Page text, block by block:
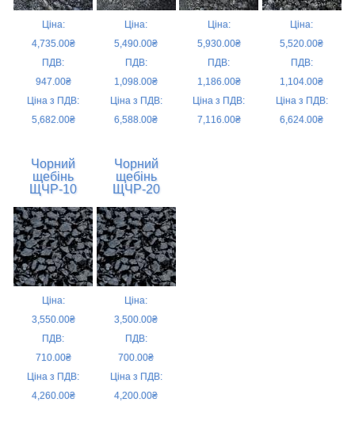
Ціна:
4,735.00₴
ПДВ:
947.00₴
Ціна з ПДВ:
5,682.00₴
Ціна:
5,490.00₴
ПДВ:
1,098.00₴
Ціна з ПДВ:
6,588.00₴
Ціна:
5,930.00₴
ПДВ:
1,186.00₴
Ціна з ПДВ:
7,116.00₴
Ціна:
5,520.00₴
ПДВ:
1,104.00₴
Ціна з ПДВ:
6,624.00₴
Чорний
щебінь
ЩЧР-10
Ціна:
3,550.00₴
ПДВ:
710.00₴
Ціна з ПДВ:
4,260.00₴
Чорний
щебінь
ЩЧР-20
Ціна:
3,500.00₴
ПДВ:
700.00₴
Ціна з ПДВ:
4,200.00₴